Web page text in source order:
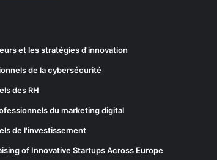
et les stratégies d'innovation
de la cybersécurité
des RH
du marketing digital
de l'investissement
of Innovative Startups Across Europe